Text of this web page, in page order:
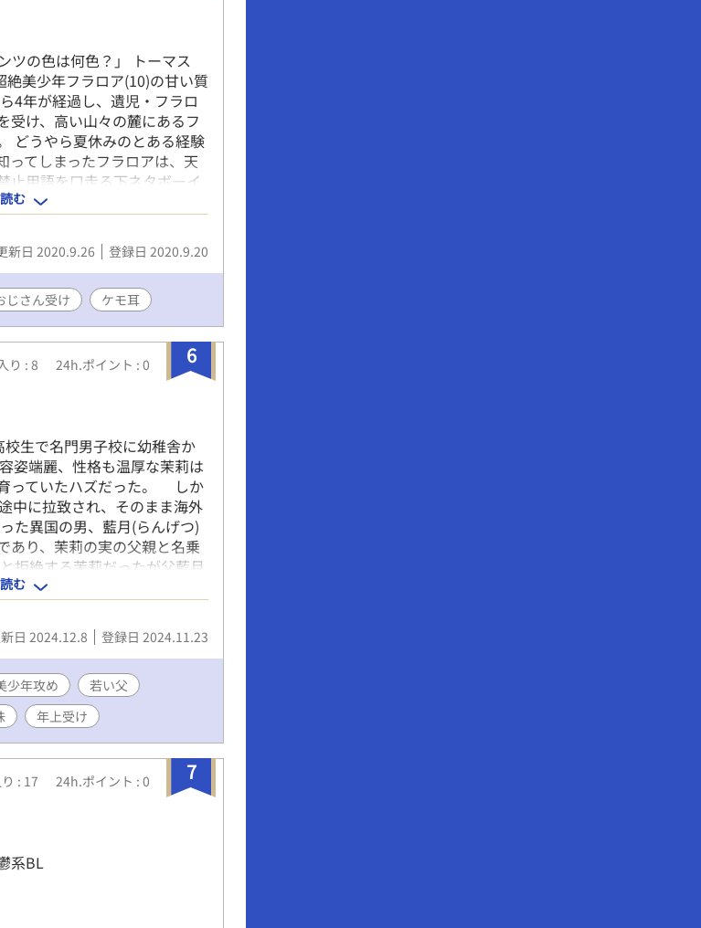
ツの色は何色？」 トーマス
美少年フラロア(10)の甘い質
4年が経過し、遺児・フラロ
受け、高い山々の麓にあるフ
どうやら夏休みのとある経験
ってしまったフラロアは、天
止用語を口走る下ネタボーイ
から愛してる』トーマスと
ーターナが立ち上がる！ 後編
ロアとトーマスのプロポーズ
リスタに同時掲載しています。
む
新日 2020.9.26 登録日 2020.9.20
じさん受け ケモ耳
6
り : 8 24h.ポイント : 0
生で名門男子校に幼稚舎か
端麗、性格も温厚な茉莉は
っていたハズだった。 しか
中に拉致され、そのまま海外
異国の男、藍月(らんげつ)
あり、茉莉の実の父親と名乗
絶する茉莉だったが父藍月
の茉莉は仕方なく異国でマフ
する茉莉だったが異国で運
に暮らしていた少年の運命
リー！
む
日 2024.12.8 登録日 2024.11.23
少年攻め
若い父
年上受け
7
: 17 24h.ポイント : 0
系BL